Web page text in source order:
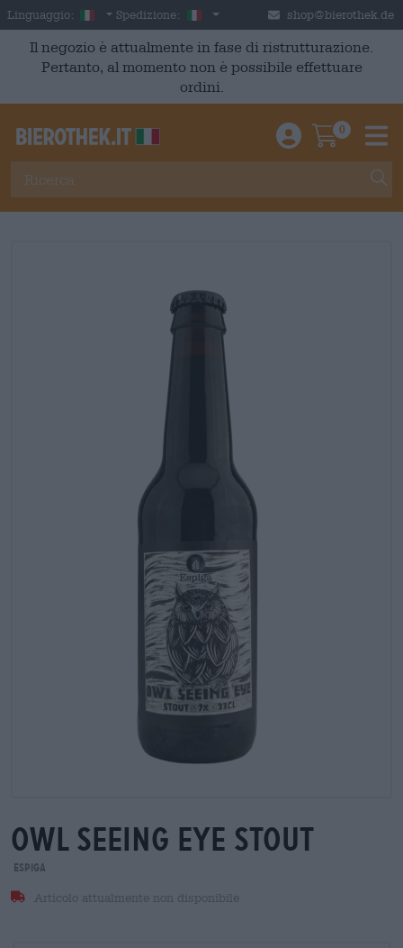
Skip to main content
Linguaggio: Italian
Spedizione: Italia shop@bierothek.de
Il negozio è attualmente in fase di ristrutturazione.
Pertanto, al momento non è possibile effettuare
ordini.
Einloggen /
0
owl seeing eye stout
Espiga
Articolo attualmente non disponibile